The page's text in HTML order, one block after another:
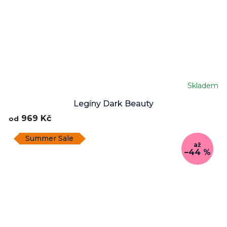
Legíny Dark Beauty
Skladem
od 969 Kč
Summer Sale
až
–44 %